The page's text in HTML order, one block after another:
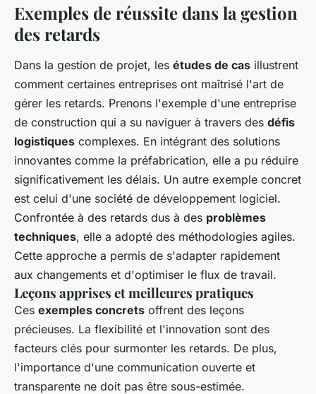
Exemples de réussite dans la gestion
des retards
Dans la gestion de projet, les études de cas illustrent
comment certaines entreprises ont maîtrisé l'art de
gérer les retards. Prenons l'exemple d'une entreprise
de construction qui a su naviguer à travers des défis
logistiques complexes. En intégrant des solutions
innovantes comme la préfabrication, elle a pu réduire
significativement les délais. Un autre exemple concret
est celui d'une société de développement logiciel.
Confrontée à des retards dus à des problèmes
techniques, elle a adopté des méthodologies agiles.
Cette approche a permis de s'adapter rapidement
aux changements et d'optimiser le flux de travail.
Leçons apprises et meilleures pratiques
Ces exemples concrets offrent des leçons
précieuses. La flexibilité et l'innovation sont des
facteurs clés pour surmonter les retards. De plus,
l'importance d'une communication ouverte et
transparente ne doit pas être sous-estimée.